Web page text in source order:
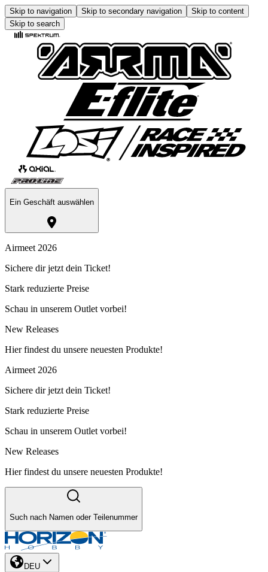
Skip to navigation Skip to secondary navigation
Skip to content
Skip to search
Ein Geschäft auswählen
Airmeet 2026
Sichere dir jetzt dein Ticket!
Stark reduzierte Preise
Schau in unserem Outlet vorbei!
New Releases
Hier findest du unsere neuesten Produkte!
Airmeet 2026
Sichere dir jetzt dein Ticket!
Stark reduzierte Preise
Schau in unserem Outlet vorbei!
New Releases
Hier findest du unsere neuesten Produkte!
Such nach Namen oder Teilenummer
DEU